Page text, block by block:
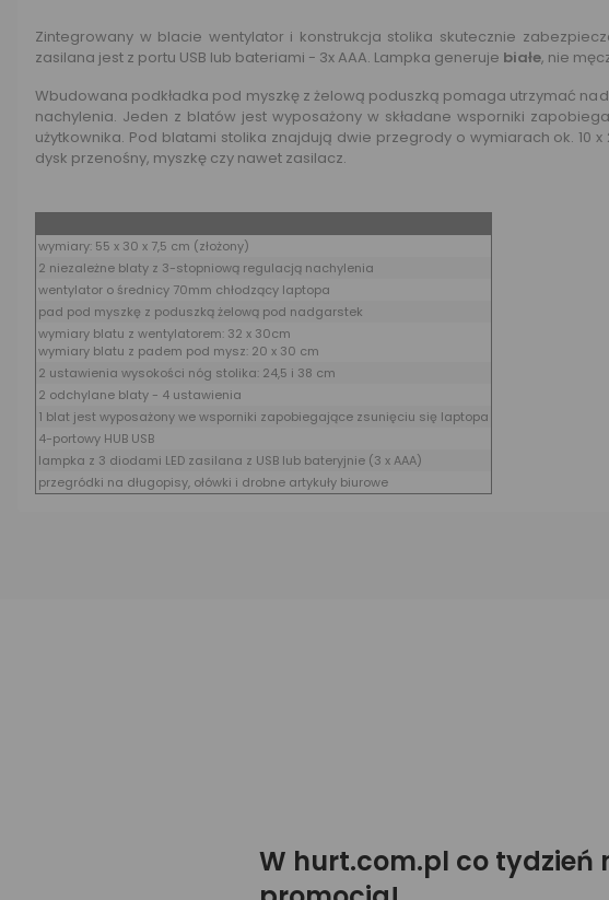
Zintegrowany w blacie wentylator i konstrukcja stolika skutecznie
zasilana jest z portu USB lub bateriami - 3x AAA. Lampka generuje białe, nie
Wbudowana podkładka pod myszkę z żelową poduszką pomaga utrzymać
nachylenia. Jeden z blatów jest wyposażony w składane wsporniki
użytkownika. Pod blatami stolika znajdują dwie przegrody o wymiarach ok. 10
dysk przenośny, myszkę czy nawet zasilacz.
wymiary: 55 x 30 x 7,5 cm (złożony)
2 niezależne blaty z 3-stopniową regulacją nachylenia
wentylator o średnicy 70mm chłodzący laptopa
pad pod myszkę z poduszką żelową pod nadgarstek
wymiary blatu z wentylatorem: 32 x 30cm
wymiary blatu z padem pod mysz: 20 x 30 cm
2 ustawienia wysokości nóg stolika: 24,5 i 38 cm
2 odchylane blaty - 4 ustawienia
1 blat jest wyposażony we wsporniki zapobiegające zsunięciu się laptopa
4-portowy HUB USB
lampka z 3 diodami LED zasilana z USB lub bateryjnie (3 x AAA)
przegródki na długopisy, ołówki i drobne artykuły biurowe
W hurt.com.pl co tydzień